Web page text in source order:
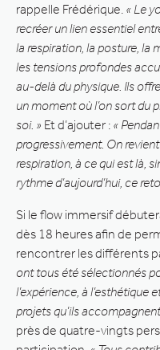
rappelle Frédérique. « Le
recréer un lien essentiel
la respiration, la posture, la
les tensions profondes
au-delà du physique. Ils
un moment où l’on sort du
soi. » Et d’ajouter : «
progressivement. On
respiration, à ce qui est là,
rythme d’aujourd’hui, ce
Si le flow immersif
dès 18 heures afin de
rencontrer les différents
ont tous été sélectionnés
l’expérience, à l’esthétique
projets qu’ils
près de quatre-vingts